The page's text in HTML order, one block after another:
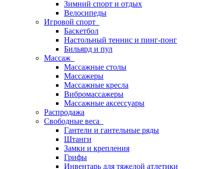
Зимний спорт и отдых
Велосипеды
Игровой спорт
Баскетбол
Настольный теннис и пинг-понг
Бильярд и пул
Массаж
Массажные столы
Массажеры
Массажные кресла
Вибромассажеры
Массажные аксессуары
Распродажа
Свободные веса
Гантели и гантельные ряды
Штанги
Замки и крепления
Грифы
Инвентарь для тяжелой атлетики